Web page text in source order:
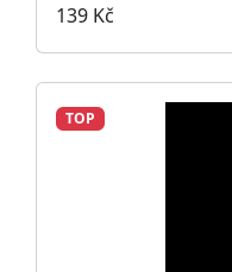
139 Kč
TOP